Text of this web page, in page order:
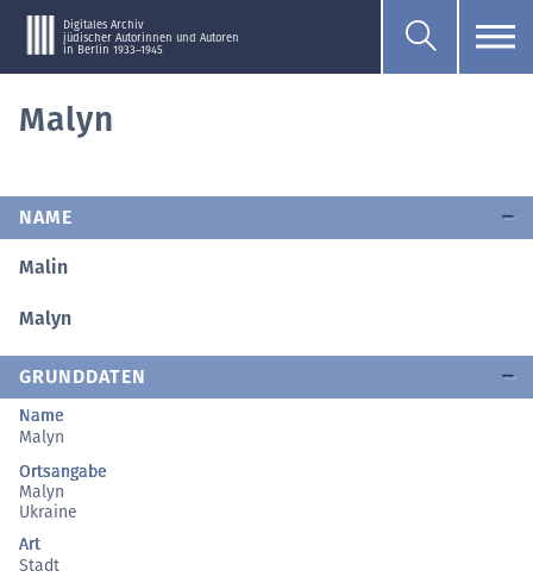
Digitales Archiv
jüdischer Autorinnen und Autoren
in Berlin 1933–1945
Malyn
NAME
Malin
Malyn
GRUNDDATEN
Name
Malyn
Ortsangabe
Malyn
Ukraine
Art
Stadt